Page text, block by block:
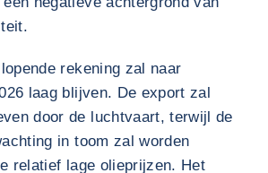
rekening zal naar
laag blijven. De export zal
door de luchtvaart, terwijl de
in toom zal worden
relatief lage olieprijzen. Het